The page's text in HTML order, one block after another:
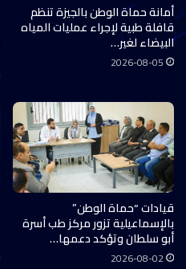
أمانة حماة الوطن بالجيزة تنظم
قافلة طبية لإجراء عمليات المياه
البيضاء لغير…
2026-08-05
قيادات “حماة الوطن”
بالإسماعيلية تزور مركز طب أسرة
أبو سلطان وتؤكد دعمها…
2026-08-02